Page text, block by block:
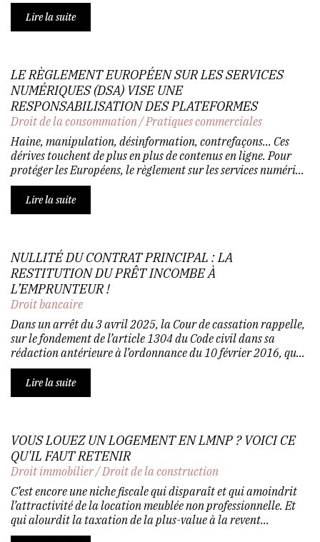
Lire la suite
LE RÈGLEMENT EUROPÉEN SUR LES SERVICES
NUMÉRIQUES (DSA) VISE UNE
RESPONSABILISATION DES PLATEFORMES
Droit de la consommation/Pratiques commerciales
Haine, manipulation, désinformation, contrefaçons... Ces
dérives touchent de plus en plus de contenus en ligne. Pour
protéger les Européens, le règlement sur les services numéri...
Lire la suite
NULLITÉ DU CONTRAT PRINCIPAL : LA
RESTITUTION DU PRÊT INCOMBE À
L’EMPRUNTEUR !
Droit bancaire
Dans un arrêt du 3 avril 2025, la Cour de cassation rappelle,
sur le fondement de l’article 1304 du Code civil dans sa
rédaction antérieure à l’ordonnance du 10 février 2016, qu...
Lire la suite
VOUS LOUEZ UN LOGEMENT EN LMNP ? VOICI CE
QU'IL FAUT RETENIR
Droit immobilier/Droit de la construction
C’est encore une niche fiscale qui disparaît et qui amoindrit
l’attractivité de la location meublée non professionnelle. Et
qui alourdit la taxation de la plus-value à la revent...